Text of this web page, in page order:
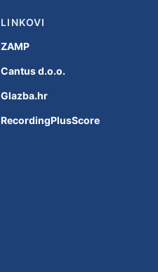
LINKOVI
ZAMP
Cantus d.o.o.
Glazba.hr
RecordingPlusScore